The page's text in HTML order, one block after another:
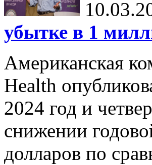
убытке в 1
Американская
Health
2024 год и
снижении
долларов по